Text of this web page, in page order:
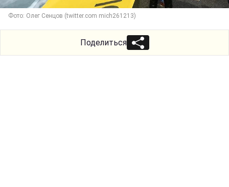
Фото: Олег Сенцов (twitter.com mich261213)
Поделиться